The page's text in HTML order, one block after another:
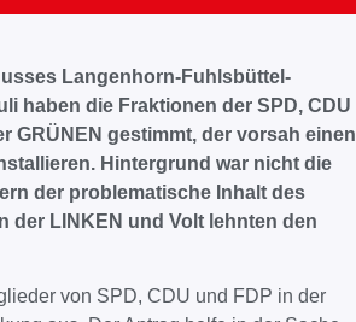
Langenhorn-Fuhlsbüttel-
haben die Fraktionen der SPD, CDU
GRÜNEN gestimmt, der vorsah einen
Hintergrund war nicht die
der problematische Inhalt des
der LINKEN und Volt lehnten den
von SPD, CDU und FDP in der